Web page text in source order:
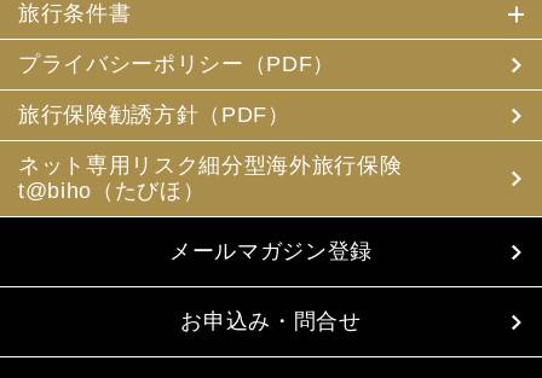
旅行条件書
プライバシーポリシー（PDF）
旅行保険勧誘方針（PDF）
ネット専用リスク細分型海外旅行保険
t@biho（たびほ）
メールマガジン登録
お申込み・問合せ